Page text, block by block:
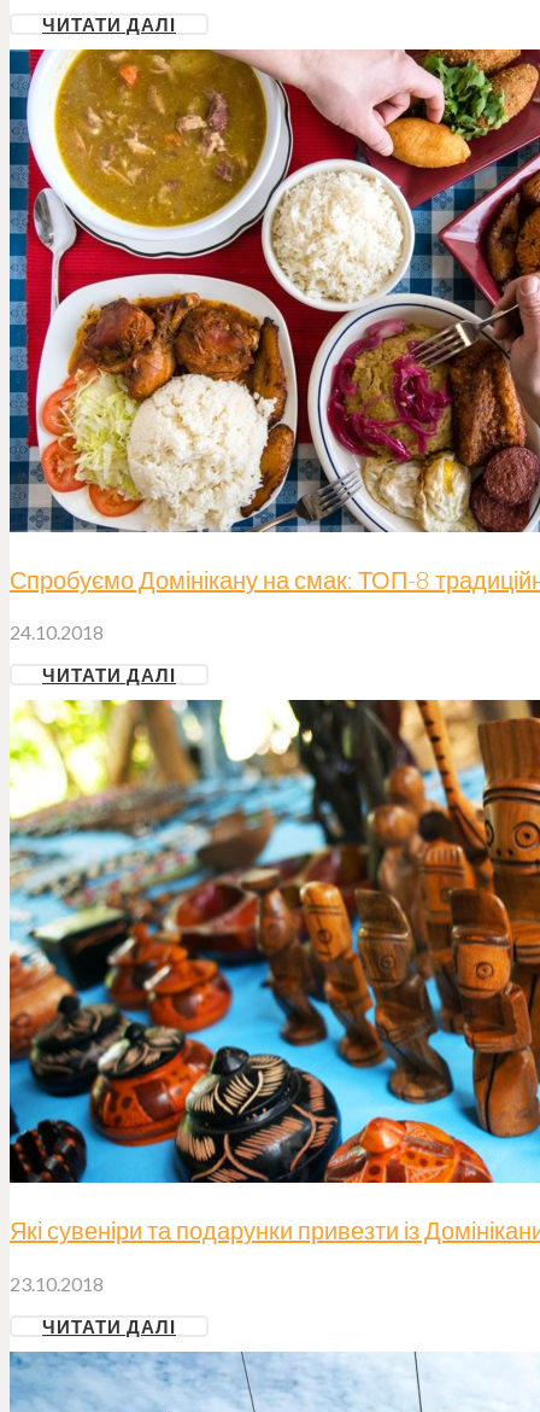
ЧИТАТИ ДАЛІ
Спробуємо Домінікану на смак: ТОП-8
24.10.2018
ЧИТАТИ ДАЛІ
Які сувеніри та подарунки привезти із
23.10.2018
ЧИТАТИ ДАЛІ